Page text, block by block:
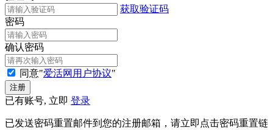
获取验证码
密码
确认密码
同意"爱活网用户协议"
已有账号, 立即 登录
已发送密码重置邮件到您的注册邮箱，请立即点击密码重置链